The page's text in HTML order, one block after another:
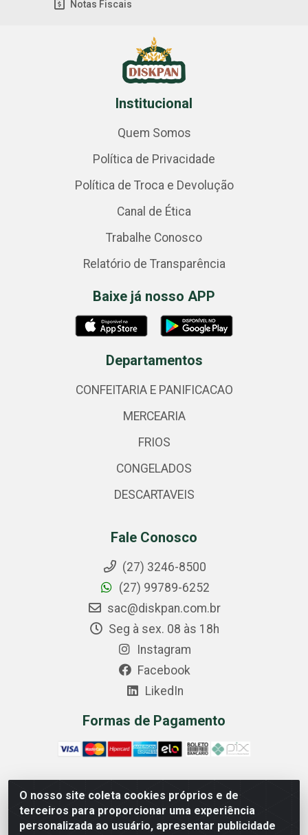
O nosso site coleta cookies próprios e de
terceiros para proporcionar uma experiência
personalizada ao usuário, apresentar publicidade
Notas Fiscais
Institucional
Quem Somos
Política de Privacidade
Política de Troca e Devolução
Canal de Ética
Trabalhe Conosco
Relatório de Transparência
Baixe já nosso APP
Departamentos
CONFEITARIA E PANIFICACAO
MERCEARIA
FRIOS
CONGELADOS
DESCARTAVEIS
Fale Conosco
(27) 3246-8500
(27) 99789-6252
sac@diskpan.com.br
Seg à sex. 08 às 18h
Instagram
Facebook
LikedIn
Formas de Pagamento
Comercial Diskpan Ltda - Av. Fernando Antonio, 1911 -
Sotelandia, Cariacica/ES - CEP 29140-669 - CNPJ